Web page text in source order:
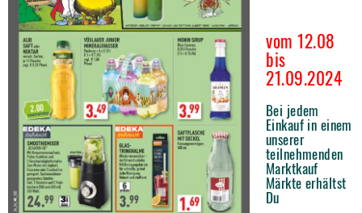
vom 12.08
bis
21.09.2024
Bei jedem
Einkauf in einem
unserer
teilnehmenden
Marktkauf
Märkte erhältst
Du